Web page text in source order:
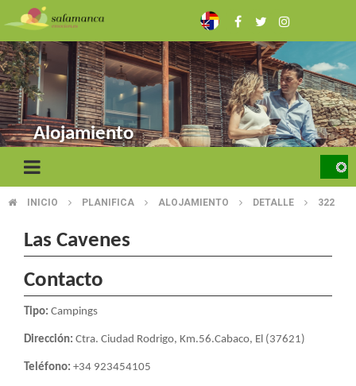
to
main
content
Alojamiento
BREADCRUMB
INICIO PLANIFICA ALOJAMIENTO DETALLE 322
Las Cavenes
Contacto
Tipo: Campings
Dirección: Ctra. Ciudad Rodrigo, Km.56.Cabaco, El (37621)
Teléfono: +34 923454105